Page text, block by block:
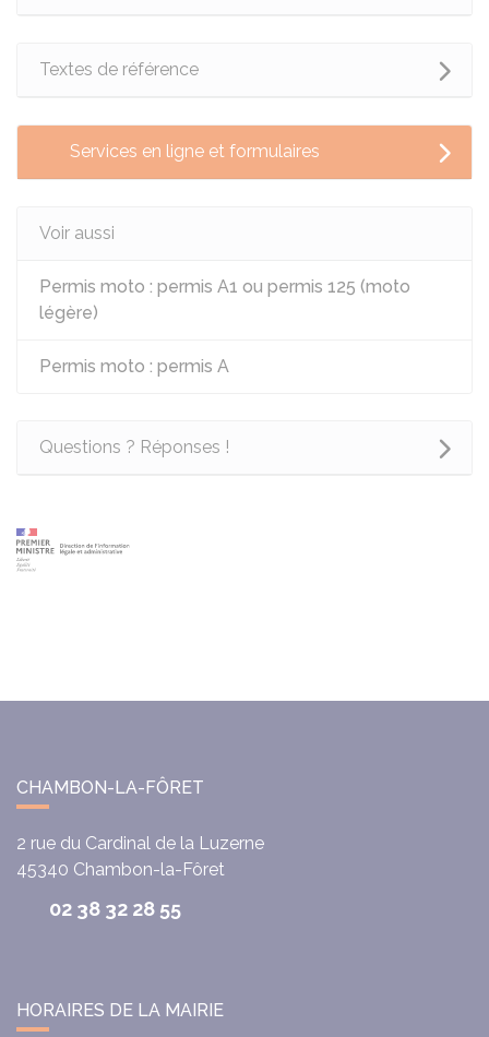
Textes de référence
Services en ligne et formulaires
Voir aussi
Permis moto : permis A1 ou permis 125 (moto
légère)
Permis moto : permis A
Questions ? Réponses !
CHAMBON-LA-FÔRET
2 rue du Cardinal de la Luzerne
45340 Chambon-la-Fôret
02 38 32 28 55
HORAIRES DE LA MAIRIE